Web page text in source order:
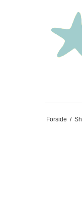
Forside /